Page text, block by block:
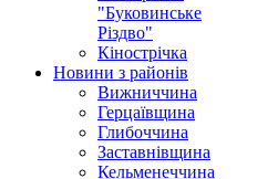
"Буковинське
Різдво"
Кінострічка
Новини з районів
Вижниччина
Герцаївщина
Глибоччина
Заставнівщина
Кельменеччина